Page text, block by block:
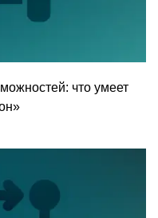
что умеет